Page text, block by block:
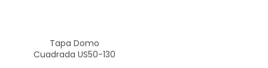
Tapa Domo
Cuadrada US50-130